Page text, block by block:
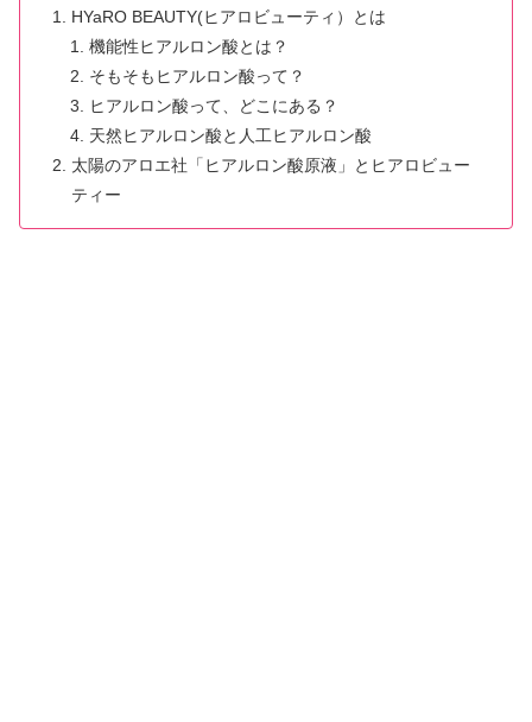
HYaRO BEAUTY(ヒアロビューティ）とは
機能性ヒアルロン酸とは？
そもそもヒアルロン酸って？
ヒアルロン酸って、どこにある？
天然ヒアルロン酸と人工ヒアルロン酸
太陽のアロエ社「ヒアルロン酸原液」とヒアロビュー
ティー